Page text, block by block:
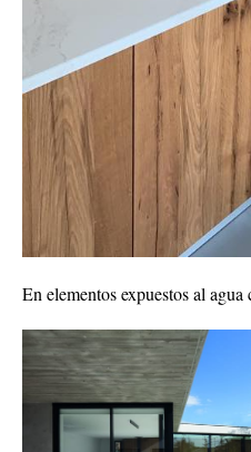
En elementos expuestos al